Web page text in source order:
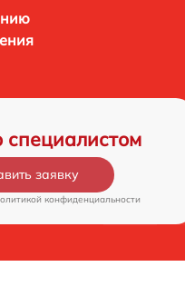
специалистом
заявку
конфиденциальности